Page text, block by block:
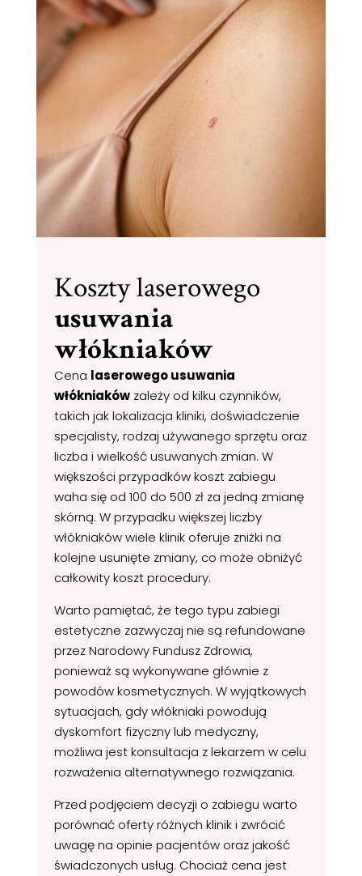
Koszty laserowego
usuwania
włókniaków
Cena laserowego usuwania
włókniaków zależy od kilku czynników,
takich jak lokalizacja kliniki, doświadczenie
specjalisty, rodzaj używanego sprzętu oraz
liczba i wielkość usuwanych zmian. W
większości przypadków koszt zabiegu
waha się od 100 do 500 zł za jedną zmianę
skórną. W przypadku większej liczby
włókniaków wiele klinik oferuje zniżki na
kolejne usunięte zmiany, co może obniżyć
całkowity koszt procedury.
Warto pamiętać, że tego typu zabiegi
estetyczne zazwyczaj nie są refundowane
przez Narodowy Fundusz Zdrowia,
ponieważ są wykonywane głównie z
powodów kosmetycznych. W wyjątkowych
sytuacjach, gdy włókniaki powodują
dyskomfort fizyczny lub medyczny,
możliwa jest konsultacja z lekarzem w celu
rozważenia alternatywnego rozwiązania.
Przed podjęciem decyzji o zabiegu warto
porównać oferty różnych klinik i zwrócić
uwagę na opinie pacjentów oraz jakość
świadczonych usług. Chociaż cena jest